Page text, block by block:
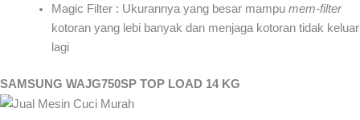
Magic Filter : Ukurannya yang besar mampu mem-filter
kotoran yang lebi banyak dan menjaga kotoran tidak keluar
lagi
SAMSUNG WAJG750SP TOP LOAD 14 KG